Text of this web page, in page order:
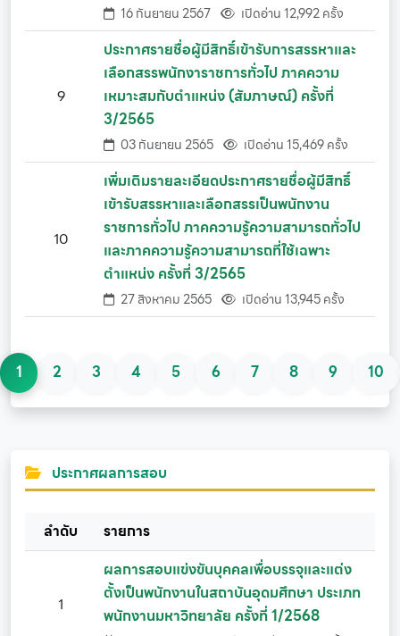
16 กันยายน 2567 เปิดอ่าน 12,992 ครั้ง
9
ประกาศรายชื่อผู้มีสิทธิ์เข้ารับการสรรหาและ
เลือกสรรพนักงาราชการทั่วไป ภาคความ
เหมาะสมกับตำแหน่ง (สัมภาษณ์) ครั้งที่
3/2565
03 กันยายน 2565 เปิดอ่าน 15,469 ครั้ง
10
เพิ่มเติมรายละเอียดประกาศรายชื่อผู้มีสิทธิ์
เข้ารับสรรหาและเลือกสรรเป็นพนักงาน
ราชการทั่วไป ภาคความรู้ความสามารถทั่วไป
และภาคความรู้ความสามารถที่ใช้เฉพาะ
ตำแหน่ง ครั้งที่ 3/2565
27 สิงหาคม 2565 เปิดอ่าน 13,945 ครั้ง
1 2 3 4 5 6 7 8 9 10
ประกาศผลการสอบ
ลำดับ รายการ
1
ผลการสอบแข่งขันบุคคลเพื่อบรรจุและแต่ง
ตั้งเป็นพนักงานในสถาบันอุดมศึกษา ประเภท
พนักงานมหาวิทยาลัย ครั้งที่ 1/2568